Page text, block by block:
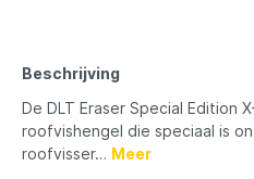
Beschrijving
De DLT Eraser Special Edition
roofvishengel die speciaal is
roofvisser… Meer